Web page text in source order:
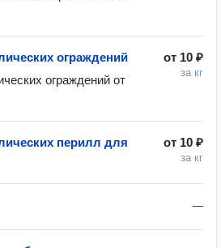
от 10 ₽
за кг
ограждений
ограждений от
от 10 ₽
за кг
перилл для
—